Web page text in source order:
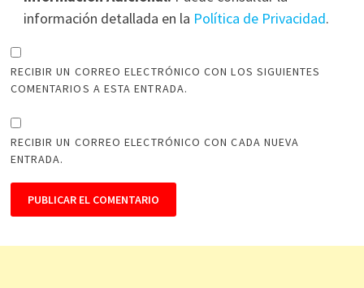
información detallada en la Política de Privacidad.
RECIBIR UN CORREO ELECTRÓNICO CON LOS SIGUIENTES
COMENTARIOS A ESTA ENTRADA.
RECIBIR UN CORREO ELECTRÓNICO CON CADA NUEVA
ENTRADA.